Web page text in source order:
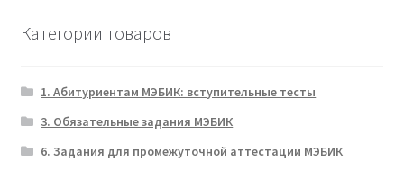
Категории товаров
1. Абитуриентам МЭБИК: вступительные тесты
3. Обязательные задания МЭБИК
6. Задания для промежуточной аттестации МЭБИК